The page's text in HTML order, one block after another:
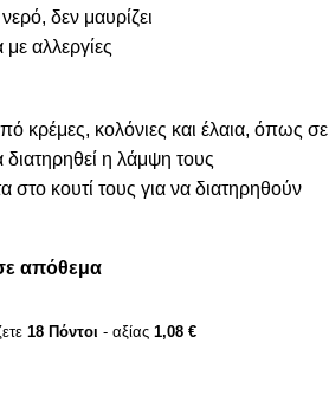
δεν μαυρίζει
αλλεργίες
κρέμες, κολόνιες και έλαια, όπως σε
η λάμψη τους
κουτί τους για να διατηρηθούν
απόθεμα
18 Πόντοι - αξίας 1,08 €